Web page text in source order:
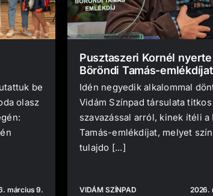
be
olasz
március 9.
Pusztaszeri Kornél
Böröndi Tamás-emlékdíjat
Idén negyedik alkalommal
Vidám Színpad társulata titkos
szavazással arról, kinek ítéli a
Tamás-emlékdíjat, melyet
tulajdo [...]
VIDÁM SZÍNPAD 2026.